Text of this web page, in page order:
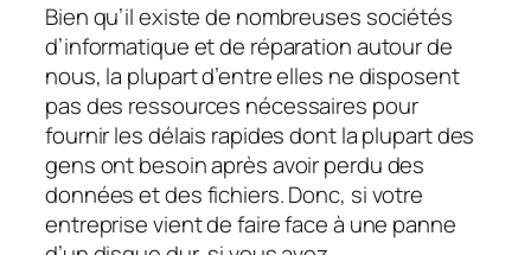
Bien qu’il existe de nombreuses sociétés
d’informatique et de réparation autour de
nous, la plupart d’entre elles ne disposent
pas des ressources nécessaires pour
fournir les délais rapides dont la plupart des
gens ont besoin après avoir perdu des
données et des fichiers. Donc, si votre
entreprise vient de faire face à une panne